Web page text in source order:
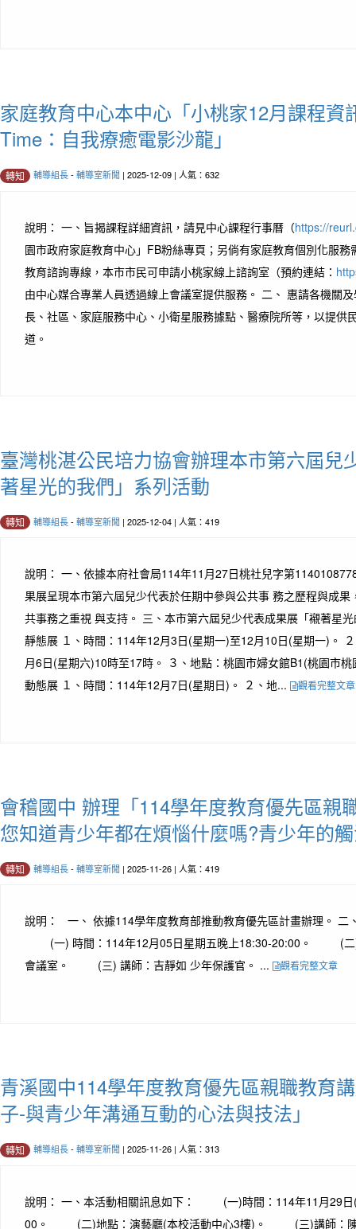
家庭教育中心本中心「小桃家12月課程資
Time：自我療癒電影沙龍」
轉知 輔導組長- 輔導室新聞 | 2025-12-09 | 人氣：632
說明： 一、旨揭課程詳細資訊，請見中心課程行事曆（https://
園市政府家庭教育中心」FB粉絲專頁；另倘有家庭教育個別化服
教育諮詢專線，本市市民可申請小桃家線上諮詢室（預約連結：
由中心媒合專業人員透過線上會議室提供服務。 二、 惠請各機關
長、社區、家庭服務中心、小衛星服務據點、醫療院所等，以提供
道。
臺灣桃湛公民培力協會辦理本市第六屆兒
著星光的我們」系列活動
轉知 輔導組長- 輔導室新聞 | 2025-12-04 | 人氣：419
說明： 一、依據本府社會局114年11月27日桃社兒字第
果展呈現本市第六屆兒少代表於任期中參與公共事 務之歷程與成
共事務之重視 與支持。 三、本市第六屆兒少代表成果展「襯著星
靜態展 １、時間：114年12月3日(星期一)至12月10日(星期一)。
月6日(星期六)10時至17時。 ３、地點：桃園市婦女館B1(桃園市
動態展 １、時間：114年12月7日(星期日)。 ２、地...
觀看完整文章
會稽國中 辦理「114學年度教育優先區親
您知道青少年都在煩惱什麼嗎?青少年的
轉知 輔導組長- 輔導室新聞 | 2025-11-26 | 人氣：419
說明： 一、 依據114學年度教育部推動教育優先區計畫辦理。 二
(一) 時間：114年12月05日星期五晚上18:30-20:00。 (二)
會議室。 (三) 講師：吉靜如 少年保護官。 ...
觀看完整文章
青溪國中114學年度教育優先區親職教育
子-與青少年溝通互動的心法與技法」
轉知 輔導組長- 輔導室新聞 | 2025-11-26 | 人氣：313
說明： 一、本活動相關訊息如下： (一)時間：114年11月29日
00。 (二)地點：演藝廳(本校活動中心3樓)。 (三)講師